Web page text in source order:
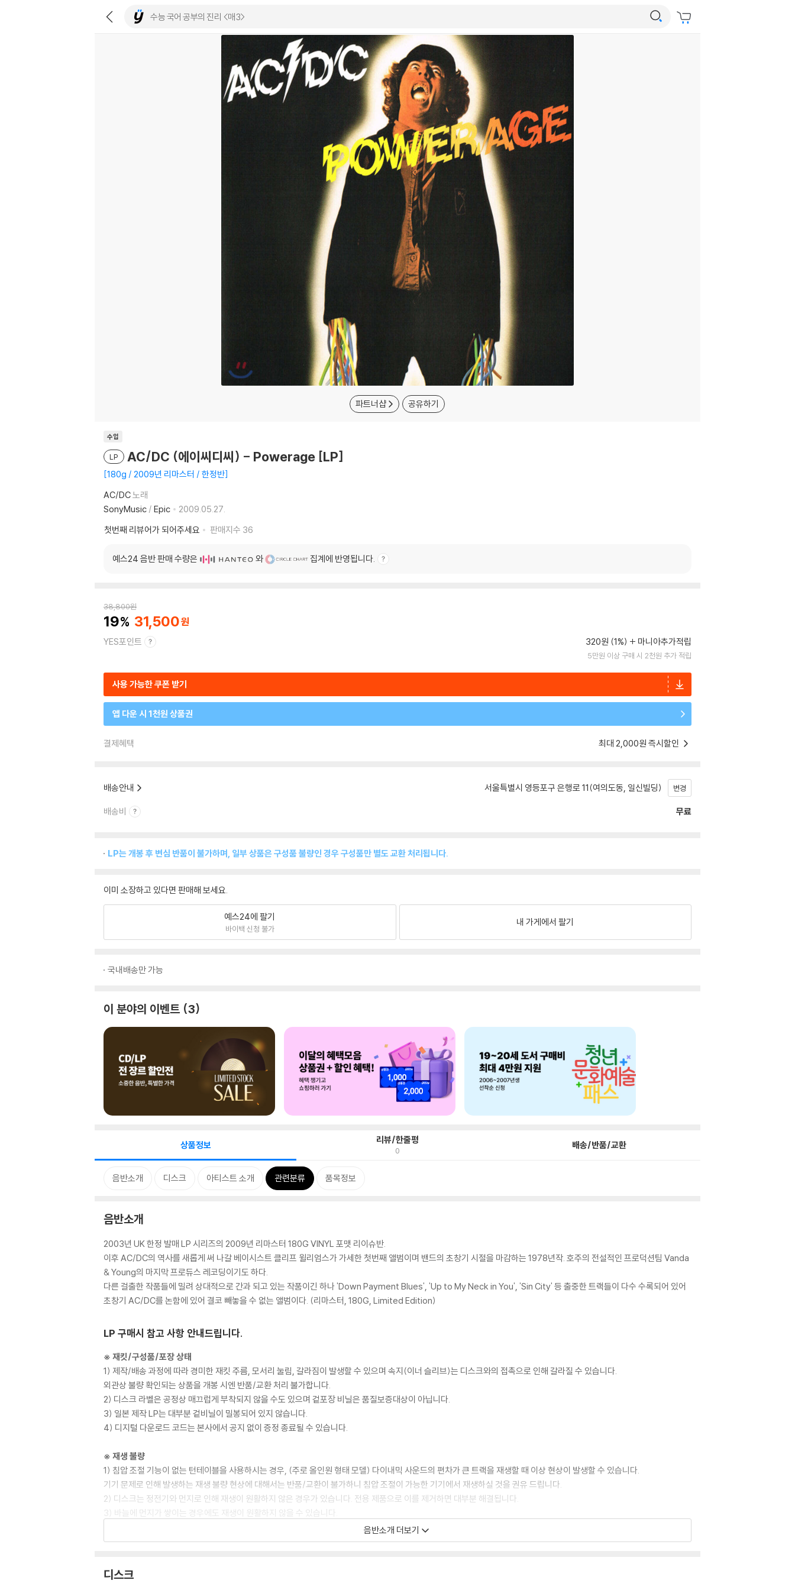
파트너샵 공유하기
수입
LP AC/DC (에이씨디씨) - Powerage [LP]
180g / 2009년 리마스터 / 한정반
AC/DC노래
SonyMusic / Epic
2009.05.27.
첫번째 리뷰어가 되어주세요
판매지수 36
예스24 음반 판매 수량은 와 집계에 반영됩니다.
38,800원
19 31,500
YES포인트 320원 (1%) 마니아추가적립
5만원 이상 구매 시 2천원 추가 적립
사용 가능한 쿠폰 받기
앱 다운 시 1천원 상품권
결제혜택 최대 2,000원 즉시할인
배송안내 서울특별시 영등포구 은행로 11(여의도동, 일신빌딩) 변경
배송비 무료
LP는 개봉 후 변심 반품이 불가하며, 일부 상품은 구성품 불량인 경우 구성품만 별도 교환 처리됩니다.
이미 소장하고 있다면 판매해 보세요.
예스24에 팔기
바이백 신청 불가
내 가게에서 팔기
국내배송만 가능
이 분야의 이벤트 3
상품정보 리뷰/한줄평
0 배송/반품/교환
음반소개 디스크 아티스트 소개 관련분류 품목정보
음반소개
2003년 UK 한정 발매 LP 시리즈의 2009년 리마스터 180G VINYL 포맷 리이슈반.
이후 AC/DC의 역사를 새롭게 써 나갈 베이시스트 클리프 윌리엄스가 가세한 첫번째 앨범이며 밴드의 초창기 시절을 마감하는 1978년작. 호주의 전설적인 프로덕션팀 Vanda
& Young의 마지막 프로듀스 레코딩이기도 하다.
다른 걸출한 작품들에 밀려 상대적으로 간과 되고 있는 작품이긴 하나 'Down Payment Blues', 'Up to My Neck in You', 'Sin City' 등 출중한 트랙들이 다수 수록되어 있어
초창기 AC/DC를 논함에 있어 결코 빼놓을 수 없는 앨범이다. (리마스터, 180G, Limited Edition)
LP 구매시 참고 사항 안내드립니다.
※ 재킷/구성품/포장 상태
1) 제작/배송 과정에 따라 경미한 재킷 주름, 모서리 눌림, 갈라짐이 발생할 수 있으며 속지(이너 슬리브)는 디스크와의 접촉으로 인해 갈라질 수 있습니다.
외관상 불량 확인되는 상품을 개봉 시엔 반품/교환 처리 불가합니다.
2) 디스크 라벨은 공정상 매끄럽게 부착되지 않을 수도 있으며 겉포장 비닐은 품질보증대상이 아닙니다.
3) 일본 제작 LP는 대부분 겉비닐이 밀봉되어 있지 않습니다.
4) 디지털 다운로드 코드는 본사에서 공지 없이 증정 종료될 수 있습니다.
※ 재생 불량
1) 침압 조절 기능이 없는 턴테이블을 사용하시는 경우, (주로 올인원 형태 모델) 다이내믹 사운드의 편차가 큰 트랙을 재생할 때 이상 현상이 발생할 수 있습니다.
기기 문제로 인해 발생하는 재생 불량 현상에 대해서는 반품/교환이 불가하니 침압 조절이 가능한 기기에서 재생하실 것을 권유 드립니다.
2) 디스크는 정전기와 먼지로 인해 재생이 원활하지 않은 경우가 있습니다. 전용 제품으로 이를 제거하면 대부분 해결됩니다.
3) 바늘에 먼지가 쌓이는 경우에도 재생이 원활하지 않을 수 있습니다.
※ 디스크 외관 불량
재생이 불안정한 경우 스태빌라이저를 사용하시면 좀 더 안정적인 재생이 가능합니다.
2) 재생 음역의 왜곡을 최소화 하고 반복 재생시에도 최대한 일관되게 유지되도록 디스크 센터 홀 구경이 작게 제작되는 경우가 있습니다. 턴테이블 스핀들에 맞지 않는 경우에
음반소개 더보기
디스크